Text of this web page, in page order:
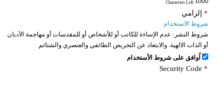
: Characters Left
إلزامي *
شروط الاستخدام
شروط النشر: عدم الإساءة للكاتب أو للأشخاص أو للمقدسات أو مهاجمة الأديان
أو الذات الالهية. والابتعاد عن التحريض الطائفي والعنصري والشتائم.
اُوافق على شروط الأستخدام
Security Code *